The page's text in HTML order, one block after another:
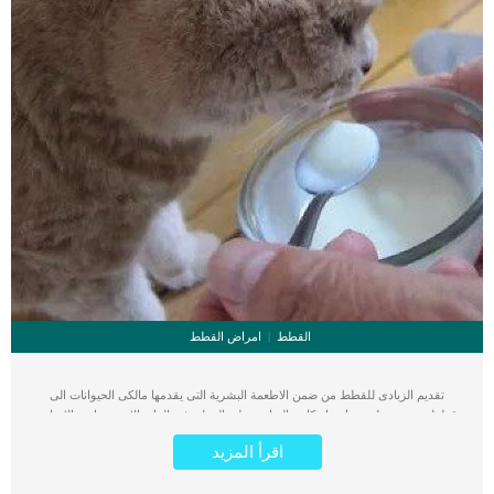
القطط امراض القطط
تقديم الزبادى للقطط من ضمن الاطعمة البشرية التى يقدمها مالكى الحيوانات الى
قططتهم دون علم ودراية بانعكاس الزبادى على القطة. فى الوانة الاخيرة زادت الابحاث
حول سمة الاطعمة البشرية التى تقدم الى القطط او الحيوانات عموما ومدى خطورتها
عليهم.كما ان هناك ابحاث اخرى تروج الى فكرة ضرورة اطعام القطط من الدراى فود
فقط وليس الاكل المنزلى.فى البداية يجب ان تعرف خطوات تكوين وتصنيع الزبادى حتى
اقرأ المزيد